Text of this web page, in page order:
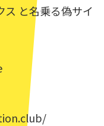
と名乗る偽サイ